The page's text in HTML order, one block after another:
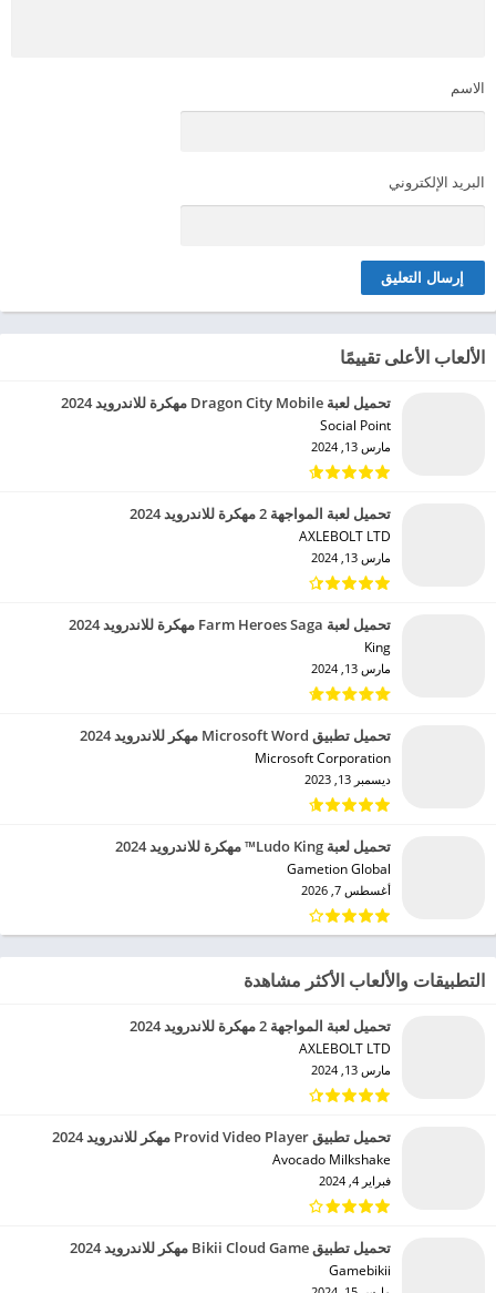
الاسم
البريد الإلكتروني
الألعاب الأعلى تقييمًا
تحميل لعبة Dragon City Mobile مهكرة للاندرويد 2024
Social Point‏
مارس 13, 2024
تحميل لعبة المواجهة 2 مهكرة للاندرويد 2024
AXLEBOLT LTD‏
مارس 13, 2024
تحميل لعبة Farm Heroes Saga مهكرة للاندرويد 2024
King‏
مارس 13, 2024
تحميل تطبيق Microsoft Word مهكر للاندرويد 2024
Microsoft Corporation‏
ديسمبر 13, 2023
تحميل لعبة Ludo King™ مهكرة للاندرويد 2024
Gametion Global‏
أغسطس 7, 2026
التطبيقات والألعاب الأكثر مشاهدة
تحميل لعبة المواجهة 2 مهكرة للاندرويد 2024
AXLEBOLT LTD‏
مارس 13, 2024
تحميل تطبيق Provid Video Player مهكر للاندرويد 2024
Avocado Milkshake‏
فبراير 4, 2024
تحميل تطبيق Bikii Cloud Game مهكر للاندرويد 2024
Gamebikii‏